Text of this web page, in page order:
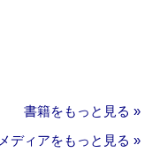
書籍をもっと見る »
ディアをもっと見る »